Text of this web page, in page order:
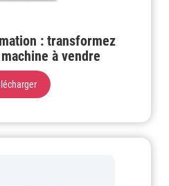
: transformez
à vendre